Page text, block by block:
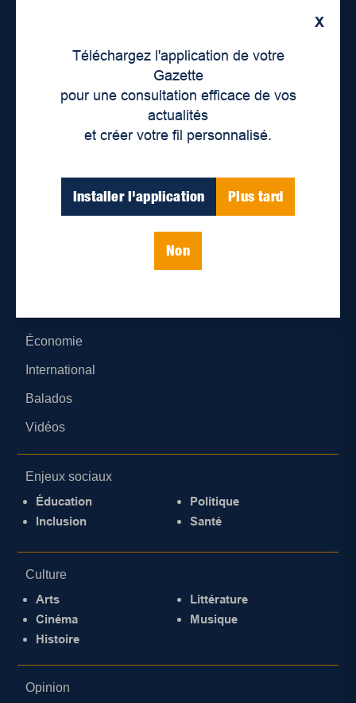
X
Téléchargez l'application de votre
Gazette
pour une consultation efficace de vos
actualités
et créer votre fil personnalisé.
Installer l'application Plus tard
Non
Lieux de distribution
Économie
International
Balados
Vidéos
Enjeux sociaux
Éducation
Inclusion
Politique
Santé
Culture
Arts
Cinéma
Histoire
Littérature
Musique
Opinion